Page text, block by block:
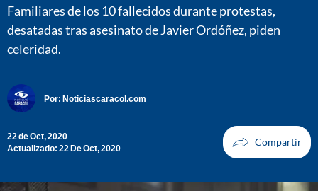
Familiares de los 10 fallecidos durante protestas,
desatadas tras asesinato de Javier Ordóñez, piden
celeridad.
Por: Noticiascaracol.com
22 de Oct, 2020
Actualizado: 22 De Oct, 2020